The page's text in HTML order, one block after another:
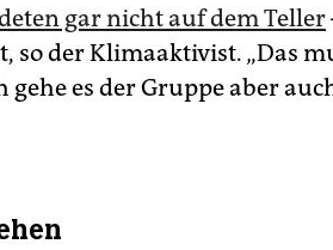
gar nicht auf dem Teller
der Klimaaktivist. „Das
gehe es der Gruppe aber